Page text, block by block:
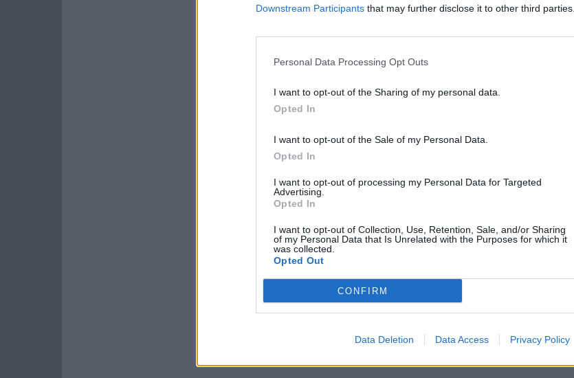
Downstream Participants that may further disclose it to other third parties.
Personal Data Processing Opt Outs
I want to opt-out of the Sharing of my personal data.
Opted In
I want to opt-out of the Sale of my Personal Data.
Opted In
I want to opt-out of processing my Personal Data for Targeted
Advertising.
Opted In
I want to opt-out of Collection, Use, Retention, Sale, and/or Sharing
of my Personal Data that Is Unrelated with the Purposes for which it
was collected.
Opted Out
CONFIRM
Data Deletion Data Access Privacy Policy